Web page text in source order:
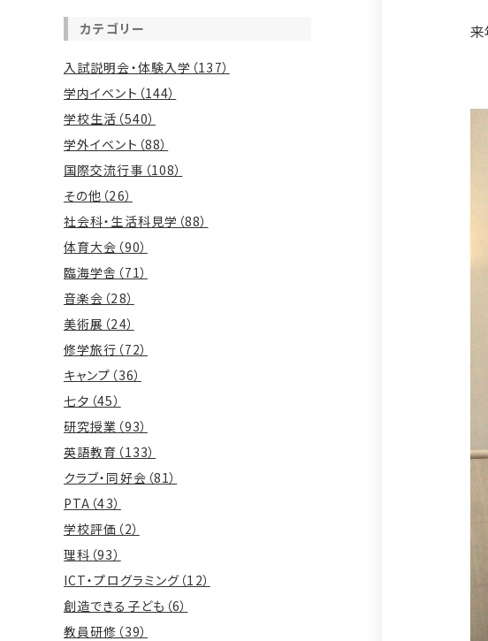
来
カテゴリー
入試説明会・体験入学（137）
学内イベント（144）
学校生活（540）
学外イベント（88）
国際交流行事（108）
その他（26）
社会科・生活科見学（88）
体育大会（90）
臨海学舎（71）
音楽会（28）
美術展（24）
修学旅行（72）
キャンプ（36）
七夕（45）
研究授業（93）
英語教育（133）
クラブ・同好会（81）
PTA（43）
学校評価（2）
理科（93）
ICT・プログラミング（12）
創造できる子ども（6）
教員研修（39）